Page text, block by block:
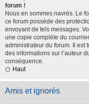
forum !
Nous en sommes navrés. Le
ce forum possède des
envoyant de tels messages.
une copie complète du
administrateur du forum. Il est
des informations sur l’auteur
conséquence.
Haut
Amis et ignorés